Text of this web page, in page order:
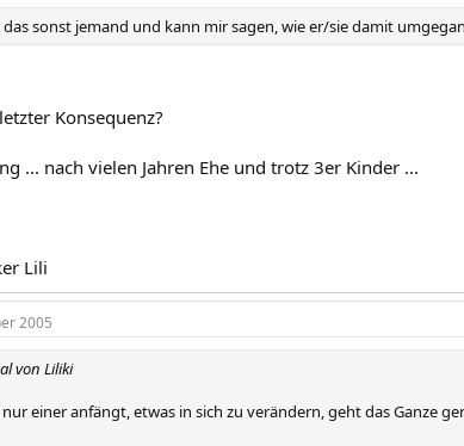
das sonst jemand und kann mir sagen, wie er/sie damit
Konsequenz?
... nach vielen Jahren Ehe und trotz 3er Kinder ...
Lili
2005
von Liliki
einer anfängt, etwas in sich zu verändern, geht das Ganze